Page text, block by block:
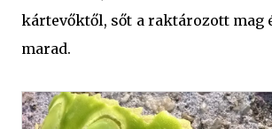
kártevőktől, sőt a raktározott mag
marad.